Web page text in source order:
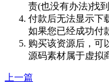
责(也没有办法)找
付款后无法显示下
如果您已经成功付
购买该资源后，可
源码素材属于虚拟
上一篇